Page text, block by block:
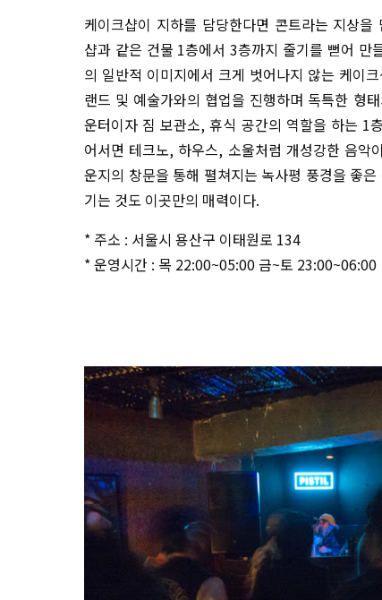
케이크샵이 지하를 담당한다면 콘트라는 지상
샵과 같은 건물 1층에서 3층까지 줄기를 뻗어 만
의 일반적 이미지에서 크게 벗어나지 않는 케이
랜드 및 예술가와의 협업을 진행하며 독특한 형
운터이자 짐 보관소, 휴식 공간의 역할을 하는 1
어서면 테크노, 하우스, 소울처럼 개성강한 음악
운지의 창문을 통해 펼쳐지는 녹사평 풍경을 좋
기는 것도 이곳만의 매력이다.
* 주소 : 서울시 용산구 이태원로 134
* 운영시간 : 목 22:00~05:00 금~토 23:00~06:00